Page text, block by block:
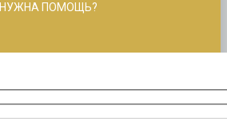
НУЖНА ПОМОЩЬ?